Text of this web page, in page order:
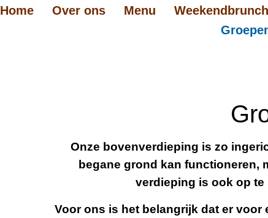
Home Over ons Menu Weekendbrunch
Onze bovenverdieping is zo
begane grond kan functioneren,
verdieping is ook op te
Voor ons is het belangrijk dat er voor